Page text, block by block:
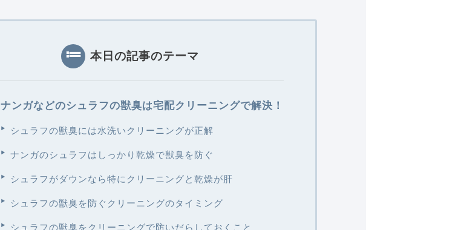
本日の記事のテーマ
ナンガなどのシュラフの獣臭は宅配クリーニングで解決！
シュラフの獣臭には水洗いクリーニングが正解
ナンガのシュラフはしっかり乾燥で獣臭を防ぐ
シュラフがダウンなら特にクリーニングと乾燥が肝
シュラフの獣臭を防ぐクリーニングのタイミング
シュラフの獣臭をクリーニングで防いだらしておくこと